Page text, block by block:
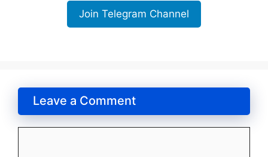
Join Telegram Channel
Leave a Comment